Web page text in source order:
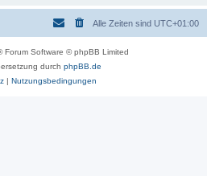
Alle Zeiten sind UTC+01:00
Forum Software © phpBB Limited
durch phpBB.de
| Nutzungsbedingungen